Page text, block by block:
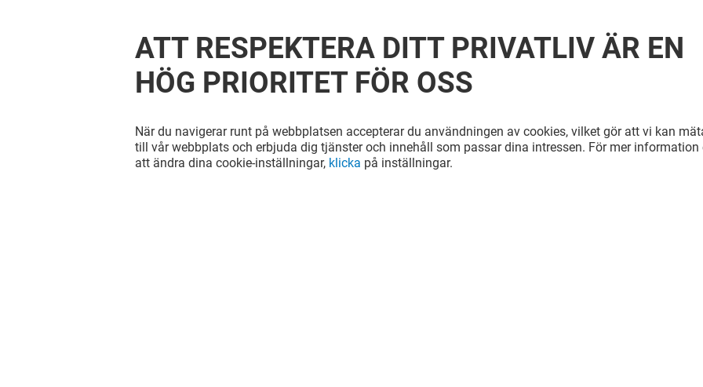
ATT RESPEKTERA DITT PRIVATLIV ÄR EN
HÖG PRIORITET FÖR OSS
När du navigerar runt på webbplatsen accepterar du användningen av cookies, vilket gör att vi kan
till vår webbplats och erbjuda dig tjänster och innehåll som passar dina intressen. För mer information
att ändra dina cookie-inställningar, klicka på inställningar.